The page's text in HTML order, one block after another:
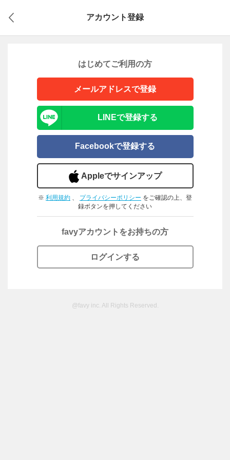
アカウント登録
はじめてご利用の方
メールアドレスで登録
LINEで登録する
Facebookで登録する
Appleでサインアップ
※ 利用規約 プライバシーポリシー をご確認の上、登
録ボタンを押してください
favyアカウントをお持ちの方
ログインする
@favy inc. All Rights Reserved.